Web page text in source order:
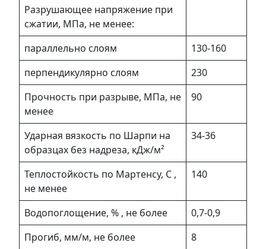
Разрушающее напряжение при
сжатии, МПа, не менее:
параллельно слоям
130-160
перпендикулярно слоям
230
Прочность при разрыве, МПа, не
менее
90
Ударная вязкость по Шарпи на
образцах без надреза, кДж/м²
34-36
Теплостойкость по Мартенсу, С ,
не менее
140
Водопоглощение, % , не более
0,7-0,9
Прогиб, мм/м, не более
8